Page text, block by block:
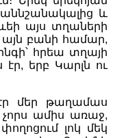
և
այս տղաների
այն բանի համար,
հրեա տղայի
երբ Կարլն ու
մեր թաղամաս
ամիս առաջ,
լոկ մեկ